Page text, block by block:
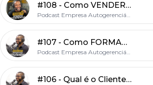
#108 - Como VENDER para Grandes Empresas? com Cleber Kouyomdjian
Podcast Empresa Autogerenciável | Marcelo Germano
#107 - Como FORMAR LÍDERES de ALTA PERFORMANCE com Leonardo Castelo
Podcast Empresa Autogerenciável | Marcelo Germano
#106 - Qual é o Cliente Ideal da sua empresa? Com André Siqueira